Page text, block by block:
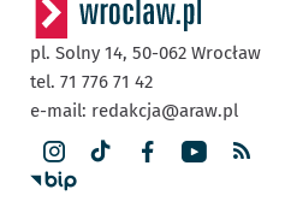
pl. Solny 14, 50-062 Wrocław
tel. 71 776 71 42
e-mail: redakcja@araw.pl